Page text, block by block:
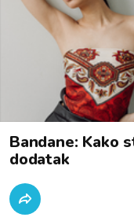
Bandane: Kako
dodatak